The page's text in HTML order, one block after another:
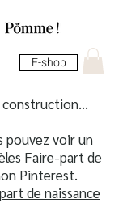
E-shop
construction...
pouvez voir un
Faire-part de
Pinterest.
de naissance